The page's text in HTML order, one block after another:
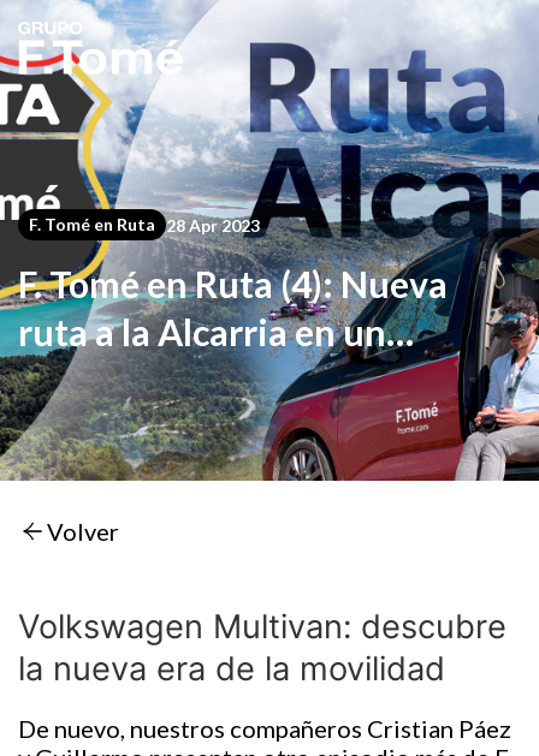
F. Tomé en Ruta 28 Apr 2023
F. Tomé en Ruta (4): Nueva
ruta a la Alcarria en un
Volkswagen Multivan
Volver
Volkswagen Multivan: descubre
la nueva era de la movilidad
De nuevo, nuestros compañeros Cristian Páez